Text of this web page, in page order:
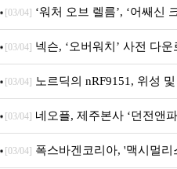
특별 프로모션 진행
[03/04] ‘워처 오브 렐름’, ‘어쌔신
시
[03/04] 넥슨, ‘오버워치’ 사전 다
(D.Mon)’ 공개!
[03/04] 노르딕의 nRF9151, 위성
커넥티드 기기 개발 지원
[03/04] 네오플, 제주본사 ‘던전앤
[03/04] 폭스바겐코리아, '맥시멀